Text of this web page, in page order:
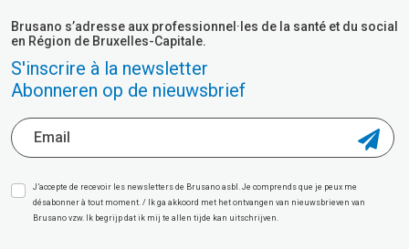
Brusano s’adresse aux professionnel·les de la santé et du social
en Région de Bruxelles-Capitale.
S'inscrire à la newsletter
Abonneren op de nieuwsbrief
J’accepte de recevoir les newsletters de Brusano asbl. Je comprends que je peux me
désabonner à tout moment. / Ik ga akkoord met het ontvangen van nieuwsbrieven van
Brusano vzw. Ik begrijp dat ik mij te allen tijde kan uitschrijven.